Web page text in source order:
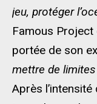
jeu, protéger
Famous Project
portée de son
mettre de limites
Après l’intensité